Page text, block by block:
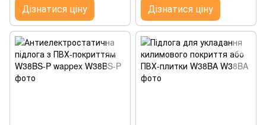
Дізнатися ціну Дізнатися ціну